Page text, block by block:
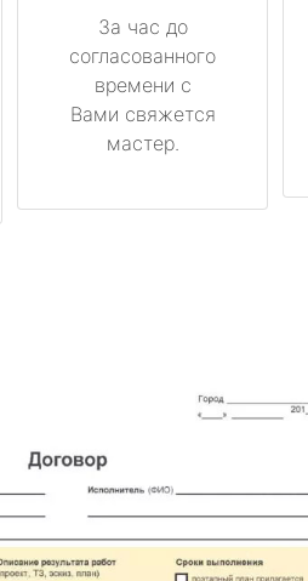
За час до
согласованного
времени с
Вами свяжется
мастер.